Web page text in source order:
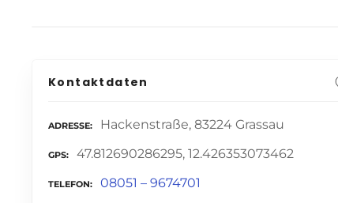
Kontaktdaten
ADRESSE Hackenstraße, 83224 Grassau
GPS 47.812690286295, 12.426353073462
TELEFON 08051 – 9674701